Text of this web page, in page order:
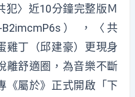
犯〉近10分鐘完整版Ｍ
） ，〈共
雞丁（邱建豪）更現身
離舒適圈，為音樂不斷
《屬於》正式開啟「下